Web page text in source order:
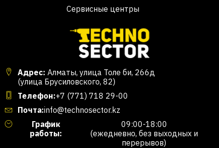
Сервисные центры
Адрес: Алматы, улица Толе би, 266д
(улица Брусиловского, 82)
Телефон:+7 (771) 718 29-00
Почта:info@technosector.kz
График
работы:
09:00-18:00
(ежедневно, без выходных и
перерывов)